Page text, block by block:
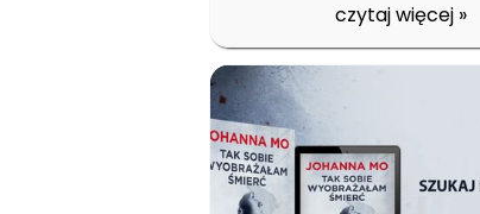
czytaj więcej »